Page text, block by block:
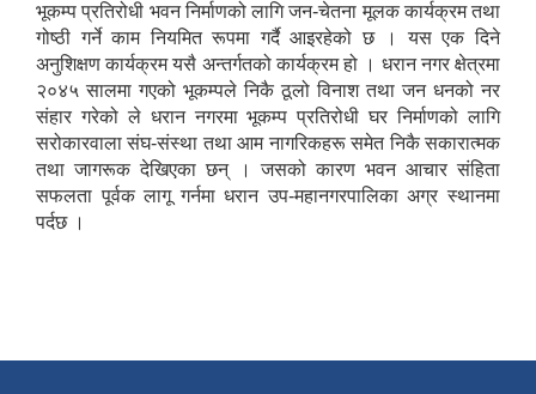
भूकम्प प्रतिरोधी भवन निर्माणको लागि जन-चेतना मूलक कार्यक्रम तथा
गोष्ठी गर्ने काम नियमित रूपमा गर्दै आइरहेको छ । यस एक दिने
अनुशिक्षण कार्यक्रम यसै अन्तर्गतको कार्यक्रम हो । धरान नगर क्षेत्रमा
२०४५ सालमा गएको भूकम्पले निकै ठूलो विनाश तथा जन धनको नर
संहार गरेको ले धरान नगरमा भूकम्प प्रतिरोधी घर निर्माणको लागि
सरोकारवाला संघ-संस्था तथा आम नागरिकहरू समेत निकै सकारात्मक
तथा जागरूक देखिएका छन् । जसको कारण भवन आचार संहिता
सफलता पूर्वक लागू गर्नमा धरान उप-महानगरपालिका अग्र स्थानमा
पर्दछ ।